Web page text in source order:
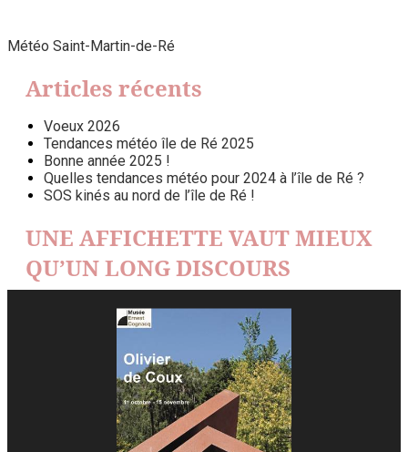
Météo Saint-Martin-de-Ré
Articles récents
Voeux 2026
Tendances météo île de Ré 2025
Bonne année 2025 !
Quelles tendances météo pour 2024 à l’île de Ré ?
SOS kinés au nord de l’île de Ré !
UNE AFFICHETTE VAUT MIEUX
QU’UN LONG DISCOURS